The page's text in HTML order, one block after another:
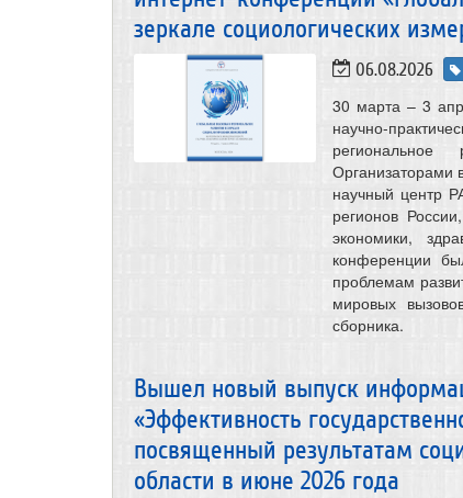
зеркале социологических
06.08.2026
30 марта – 3
научно-
Организаторами
научный центр
регионов
экономики,
конференции
проблемам
мировых
сборника.
Вышел новый выпуск
«Эффективность
посвященный результатам
области в июне 2026 года